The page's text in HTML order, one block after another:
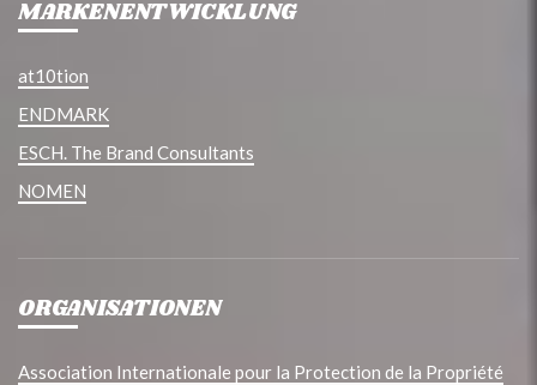
MARKENENTWICKLUNG
at10tion
ENDMARK
ESCH. The Brand Consultants
NOMEN
ORGANISATIONEN
Association Internationale pour la Protection de la Propriété